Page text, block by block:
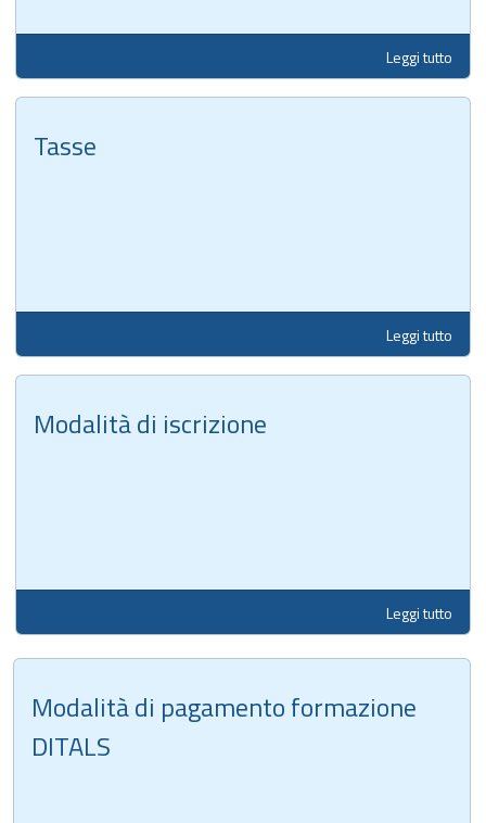
Leggi tutto
Tasse
Leggi tutto
Modalità di iscrizione
Leggi tutto
Modalità di pagamento formazione
DITALS